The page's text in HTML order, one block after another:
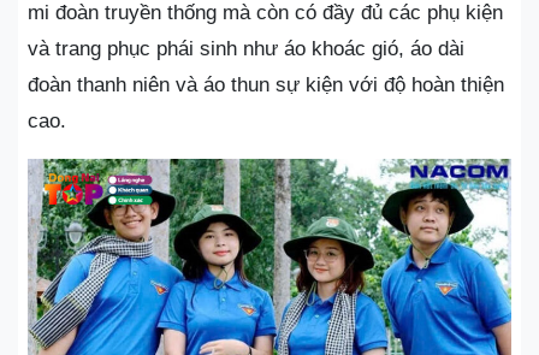
mi đoàn truyền thống mà còn có đầy đủ các phụ kiện
và trang phục phái sinh như áo khoác gió, áo dài
đoàn thanh niên và áo thun sự kiện với độ hoàn thiện
cao.